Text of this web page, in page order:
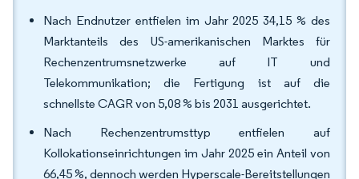
Nach Endnutzer entfielen im Jahr 2025 34,15 % des
Marktanteils des US-amerikanischen Marktes für
Rechenzentrumsnetzwerke auf IT und
Telekommunikation; die Fertigung ist auf die
schnellste CAGR von 5,08 % bis 2031 ausgerichtet.
Nach Rechenzentrumsttyp entfielen auf
Kollokationseinrichtungen im Jahr 2025 ein Anteil von
66,45 %, dennoch werden Hyperscale-Bereitstellungen